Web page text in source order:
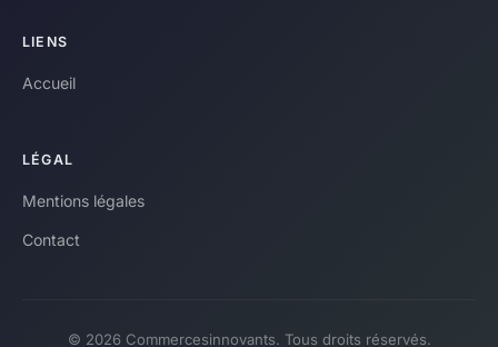
LIENS
Accueil
LÉGAL
Mentions légales
Contact
© 2026 Commercesinnovants. Tous droits réservés.